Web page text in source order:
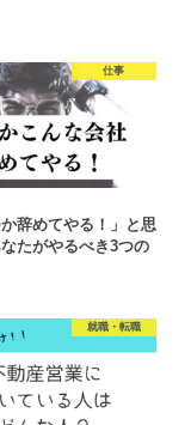
仕事
か辞めてやる！」と思
たがやるべき3つの
就職・転職